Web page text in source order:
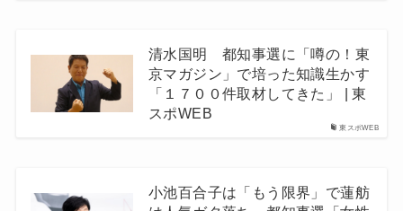
東スポWEB
清水国明 都知事選に「噂の！東
京マガジン」で培った知識生かす
「１７００件取材してきた」 | 東
スポWEB
小池百合子は「もう限界」で蓮舫